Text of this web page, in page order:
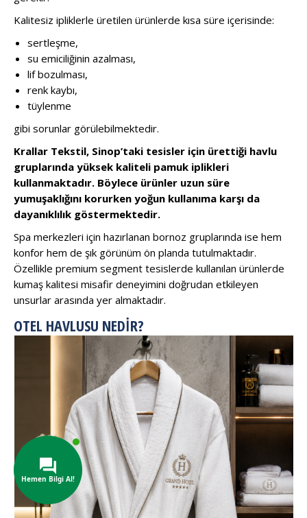
Kalitesiz ipliklerle üretilen ürünlerde kısa süre içerisinde:
sertleşme,
su emiciliğinin azalması,
lif bozulması,
renk kaybı,
tüylenme
gibi sorunlar görülebilmektedir.
Krallar Tekstil, Sinop’taki tesisler için ürettiği havlu
gruplarında yüksek kaliteli pamuk iplikleri
kullanmaktadır. Böylece ürünler uzun süre
yumuşaklığını korurken yoğun kullanıma karşı da
dayanıklılık göstermektedir.
Spa merkezleri için hazırlanan bornoz gruplarında ise hem
konfor hem de şık görünüm ön planda tutulmaktadır.
Özellikle premium segment tesislerde kullanılan ürünlerde
kumaş kalitesi misafir deneyimini doğrudan etkileyen
unsurlar arasında yer almaktadır.
OTEL HAVLUSU NEDIR?